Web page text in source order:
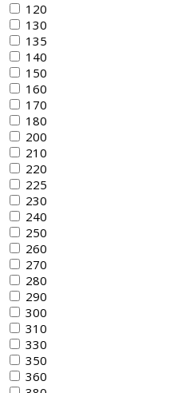
120
130
135
140
150
160
170
180
200
210
220
225
230
240
250
260
270
280
290
300
310
330
350
360